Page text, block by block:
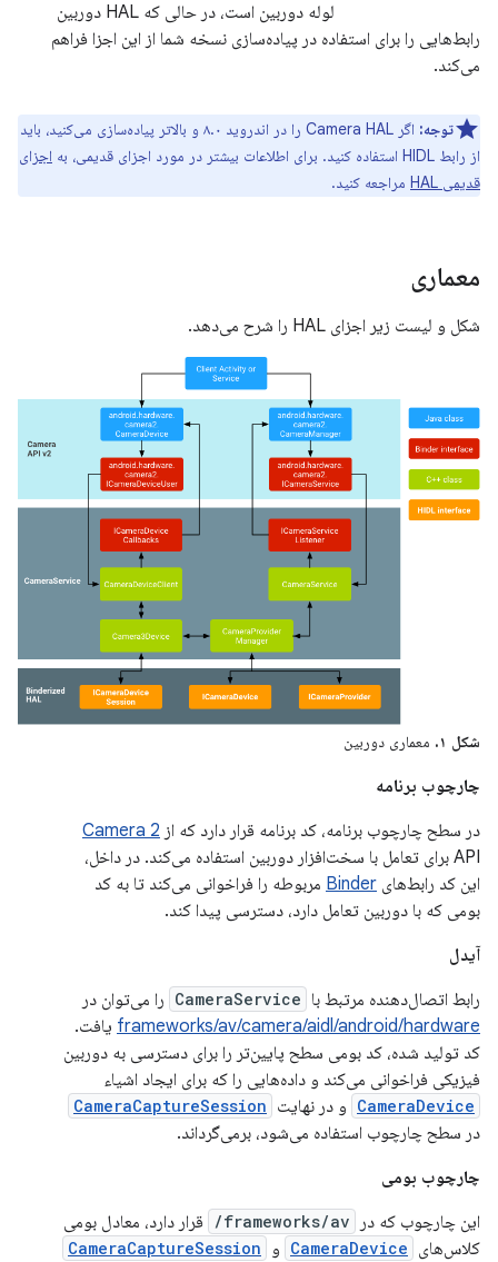
لوله دوربین است، در حالی که HAL دوربین
رابط‌هایی را برای استفاده در پیاده‌سازی نسخه شما از این اجزا فراهم
می‌کند.
توجه:
اگر Camera HAL را در اندروید ۸.۰ و بالاتر پیاده‌سازی می‌کنید، باید
از رابط HIDL استفاده کنید. برای اطلاعات بیشتر در مورد اجزای قدیمی، به
اجزای
قدیمی HAL
مراجعه کنید.
معماری
شکل و لیست زیر اجزای HAL را شرح می‌دهد.
شکل ۱. معماری دوربین
چارچوب برنامه
در سطح چارچوب برنامه، کد برنامه قرار دارد که از Camera 2
API برای تعامل با سخت‌افزار دوربین استفاده می‌کند. در داخل،
این کد رابط‌های Binder مربوطه را فراخوانی می‌کند تا به کد
بومی که با دوربین تعامل دارد، دسترسی پیدا کند.
آیدل
رابط اتصال‌دهنده مرتبط با CameraService را می‌توان در
frameworks/av/camera/aidl/android/hardware یافت.
کد تولید شده، کد بومی سطح پایین‌تر را برای دسترسی به دوربین
فیزیکی فراخوانی می‌کند و داده‌هایی را که برای ایجاد اشیاء
CameraDevice و در نهایت CameraCaptureSession
در سطح چارچوب استفاده می‌شود، برمی‌گرداند.
چارچوب بومی
این چارچوب که در
frameworks/av/
قرار دارد، معادل بومی
کلاس‌های CameraDevice و CameraCaptureSession